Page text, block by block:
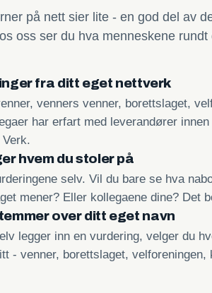
på nett sier lite - en god del av
oss ser du hva menneskene
fra ditt eget nettverk
venners venner, borettslaget,
har erfart med leverandører
hvem du stoler på
selv. Vil du bare se hva
mener? Eller kollegaene dine? Det
over ditt eget navn
legger inn en vurdering, velger du
- venner, borettslaget, velforeningen,